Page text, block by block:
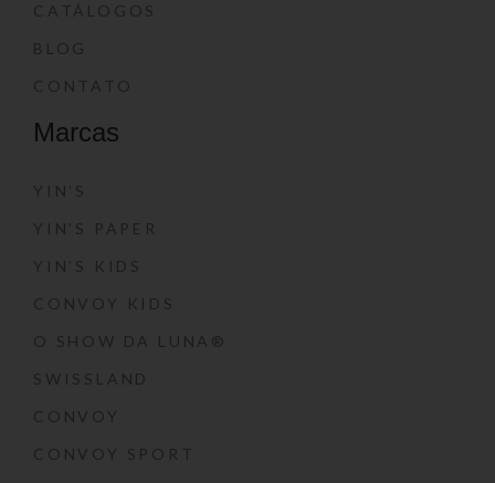
CATÁLOGOS
BLOG
CONTATO
Marcas
YIN’S
YIN’S PAPER
YIN’S KIDS
CONVOY KIDS
O SHOW DA LUNA®
SWISSLAND
CONVOY
CONVOY SPORT